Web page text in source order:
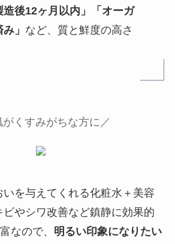
造後12ヶ月以内」「オーガ
」 など、質と鮮度の高さ
がくすみがちな方に／
を与えてくれる化粧水＋美容
やシワ改善など鎮静に効果的
なので、 明るい印象になりたい